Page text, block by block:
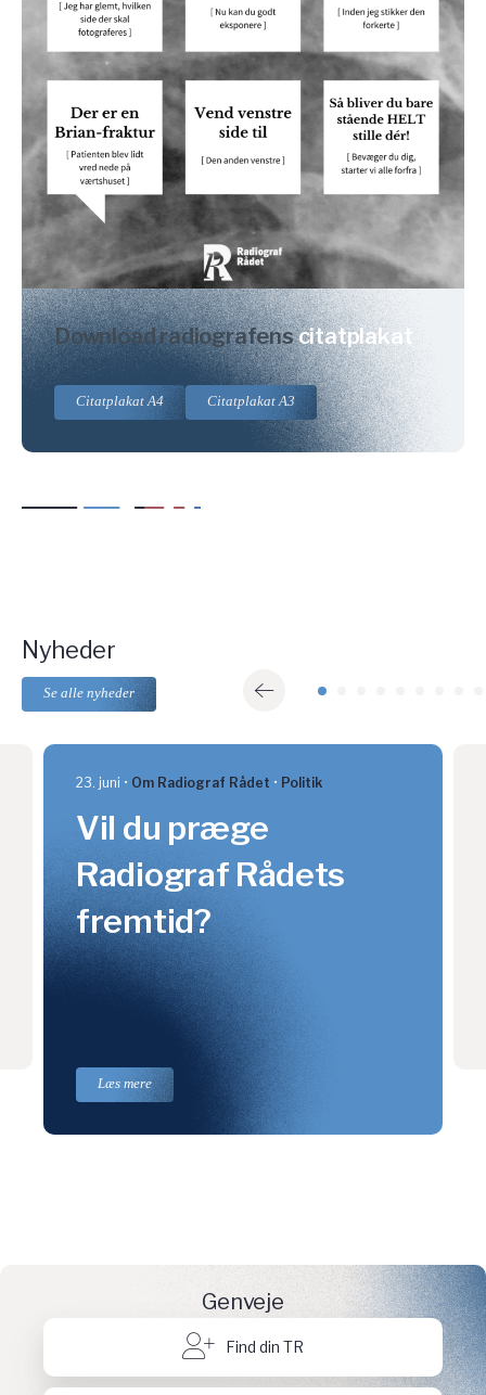
Download radiografenscitatplakat
Citatplakat A4 Citatplakat A3
Nyheder
Se alle nyheder
23. juni Om Radiograf Rådet Politik
Vil du præge
Radiograf Rådets
fremtid?
Læs mere
Genveje
Find din TR